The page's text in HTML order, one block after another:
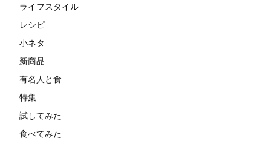
ライフスタイル
レシピ
小ネタ
新商品
有名人と食
特集
試してみた
食べてみた